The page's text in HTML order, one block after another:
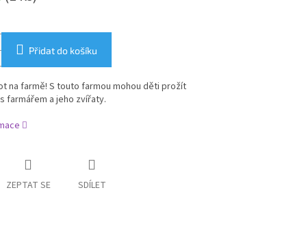
Přidat do košíku
na farmě! S touto farmou mohou děti prožít
farmářem a jeho zvířaty.
ZEPTAT SE SDÍLET